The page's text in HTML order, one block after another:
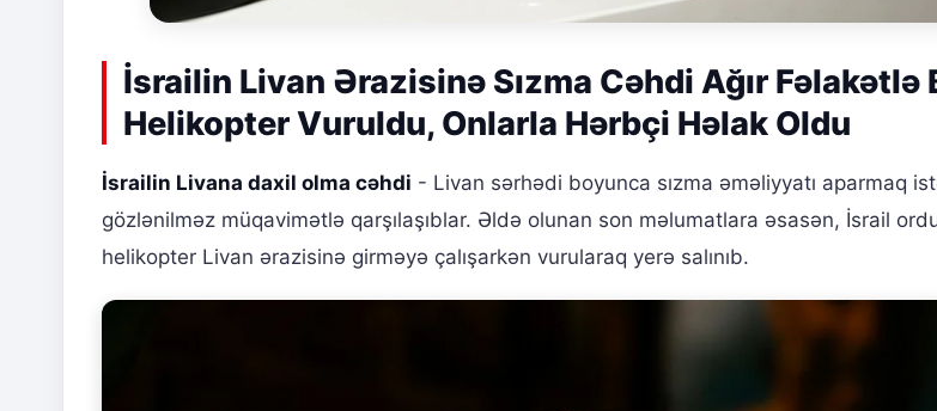
İsrailin Livan Ərazisinə Sızma Cəhdi Ağır Fəlakətlə
Helikopter Vuruldu, Onlarla Hərbçi Həlak Oldu
İsrailin Livana daxil olma cəhdi - Livan sərhədi boyunca sızma əməliyyatı aparmaq
gözlənilməz müqavimətlə qarşılaşıblar. Əldə olunan son məlumatlara əsasən, İsrail
helikopter Livan ərazisinə girməyə çalışarkən vurularaq yerə salınıb.